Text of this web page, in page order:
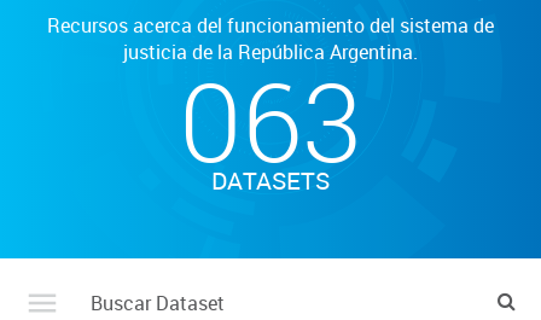
Recursos acerca del funcionamiento del sistema de
justicia de la República Argentina.
063
DATASETS